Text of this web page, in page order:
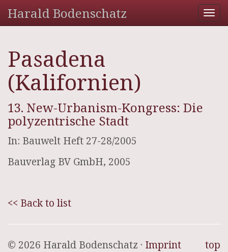
Harald Bodenschatz
Pasadena
(Kalifornien)
13. New-Urbanism-Kongress: Die
polyzentrische Stadt
In: Bauwelt Heft 27-28/2005
Bauverlag BV GmbH, 2005
<< Back to list
top
© 2026 Harald Bodenschatz · Imprint